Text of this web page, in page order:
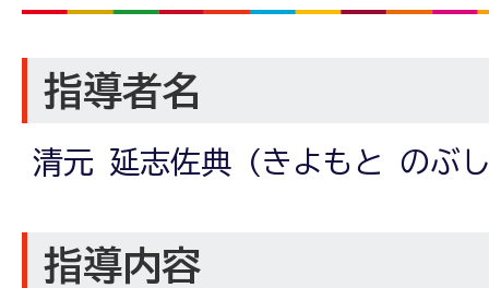
指導者名
清元 延志佐典 (きよもと のぶ
指導内容